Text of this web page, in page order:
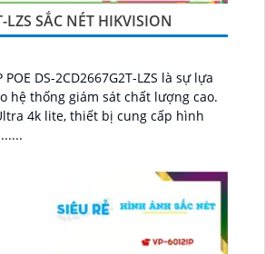
LZS SẮC NÉT HIKVISION
DS-2CD2667G2T-LZS là sự lựa
hệ thống giám sát chất lượng cao.
4k lite, thiết bị cung cấp hình